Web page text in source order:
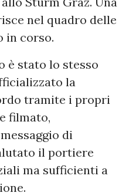
nel quadro delle
in corso.
è stato lo stesso
la
tramite i propri
filmato,
di
il portiere
ma sufficienti a